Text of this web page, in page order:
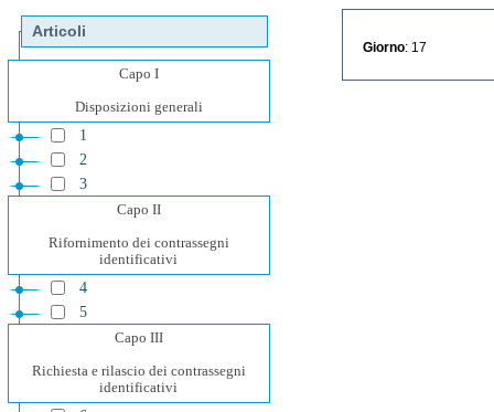
Articoli
Capo I
Disposizioni generali
1
2
3
Capo II
Rifornimento dei contrassegni
identificativi
4
5
Capo III
Richiesta e rilascio dei contrassegni
identificativi
Giorno : 17